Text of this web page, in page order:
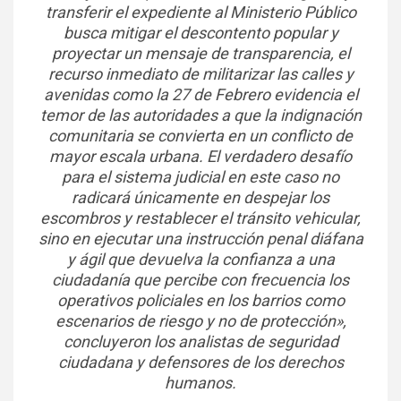
transferir el expediente al Ministerio Público
busca mitigar el descontento popular y
proyectar un mensaje de transparencia, el
recurso inmediato de militarizar las calles y
avenidas como la 27 de Febrero evidencia el
temor de las autoridades a que la indignación
comunitaria se convierta en un conflicto de
mayor escala urbana. El verdadero desafío
para el sistema judicial en este caso no
radicará únicamente en despejar los
escombros y restablecer el tránsito vehicular,
sino en ejecutar una instrucción penal diáfana
y ágil que devuelva la confianza a una
ciudadanía que percibe con frecuencia los
operativos policiales en los barrios como
escenarios de riesgo y no de protección»,
concluyeron los analistas de seguridad
ciudadana y defensores de los derechos
humanos.